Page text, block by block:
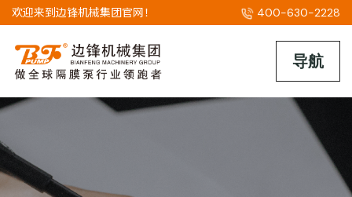
欢迎来到边锋机械集团官网！ 400-630-2228